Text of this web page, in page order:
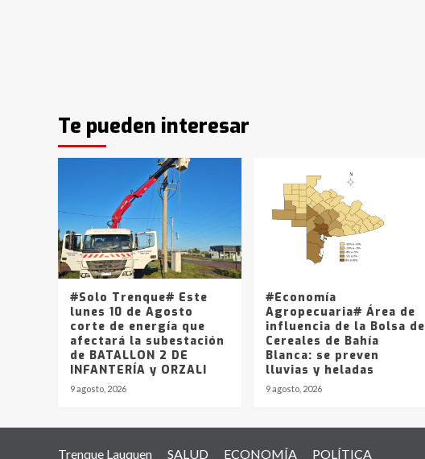
Te pueden interesar
#Solo Trenque# Este
lunes 10 de Agosto
corte de energía que
afectará la subestación
de BATALLON 2 DE
INFANTERÍA y ORZALI
9 agosto, 2026
#Economía
Agropecuaria# Área de
influencia de la Bolsa de
Cereales de Bahía
Blanca: se preven
lluvias y heladas
9 agosto, 2026
Trenque Lauquen SALUD ECONOMÍA POLÍTICA